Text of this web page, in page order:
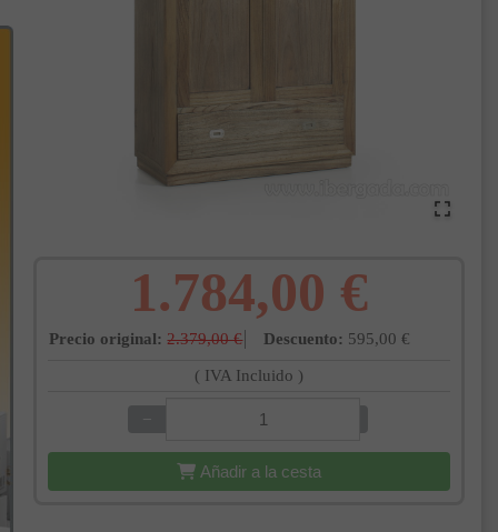
1.784,00 €
Precio original: 2.379,00 € Descuento: 595,00 €
( IVA Incluido )
−
Añadir a la cesta